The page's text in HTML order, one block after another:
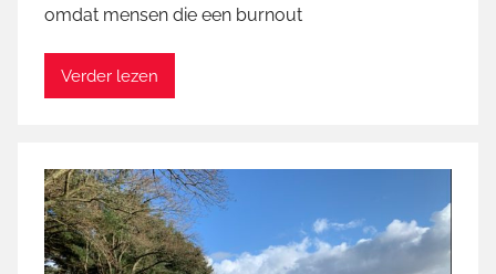
r
omdat mensen die een burnout
Verder lezen